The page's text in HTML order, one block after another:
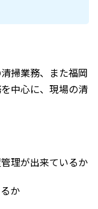
掃業務、また福岡
中心に、現場の清
理が出来ているか
か